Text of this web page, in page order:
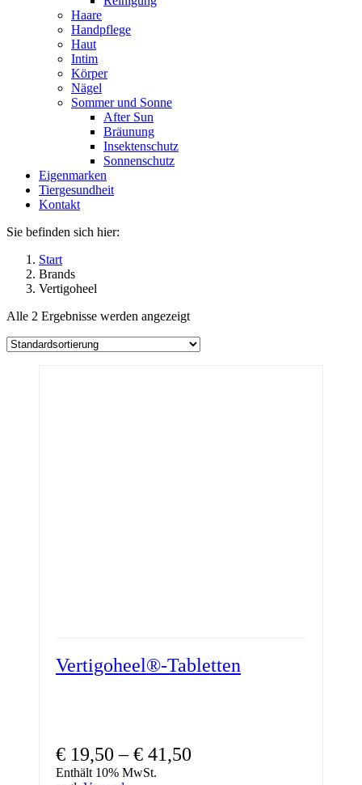
Haare
Handpflege
Haut
Intim
Körper
Nägel
Sommer und Sonne
After Sun
Bräunung
Insektenschutz
Sonnenschutz
Eigenmarken
Tiergesundheit
Kontakt
Sie befinden sich hier:
Start
Brands
Vertigoheel
Alle 2 Ergebnisse werden angezeigt
Vertigoheel®-Tabletten
€ 19,50 –€ 41,50
Enthält 10% MwSt.